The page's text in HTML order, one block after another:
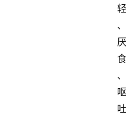
轻
、
厌
食
、
呕
吐